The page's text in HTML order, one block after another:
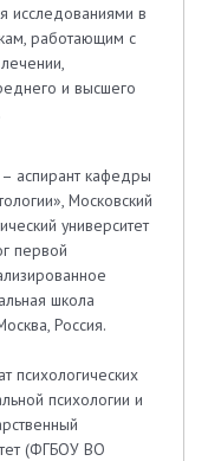
исследованиями в
работающим с
и высшего
– аспирант кафедры
Московский
университет
первой
школа
Россия.
психологических
психологии и
(ФГБОУ ВО